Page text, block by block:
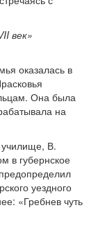
век»
оказалась в
Она была
на
училище, В.
в губернское
уездного
«Гребнев чуть